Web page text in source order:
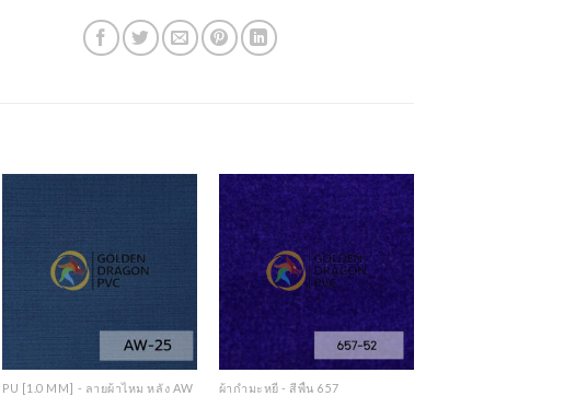
Add to
PU [1.0 MM] - ลายผ้าไหม หลัง AW
Add to
Wishlist
ผ้ากำมะหยี่ - สีพื้น 657